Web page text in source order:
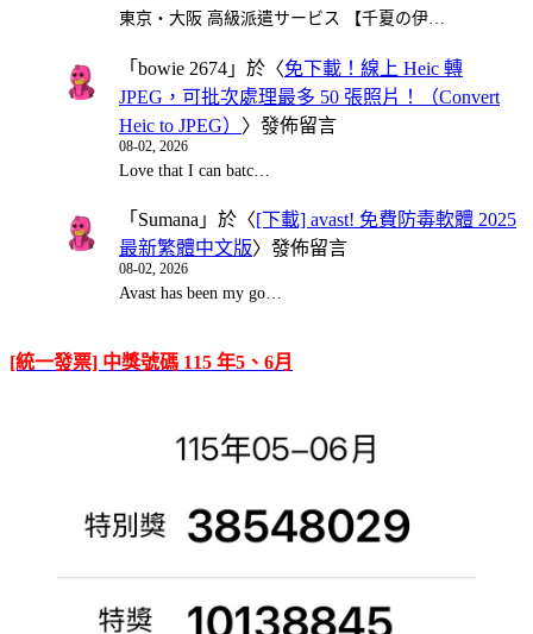
東京・大阪 高級派遣サービス 【千夏の伊…
「 bowie 2674 」於〈免下載！線上 Heic 轉
JPEG，可批次處理最多 50 張照片！（Convert
Heic to JPEG） 〉發佈留言
08-02, 2026
Love that I can batc…
「 Sumana 」於〈[下載] avast! 免費防毒軟體 2025
最新繁體中文版〉發佈留言
08-02, 2026
Avast has been my go…
[統一發票] 中獎號碼 115 年5、6月